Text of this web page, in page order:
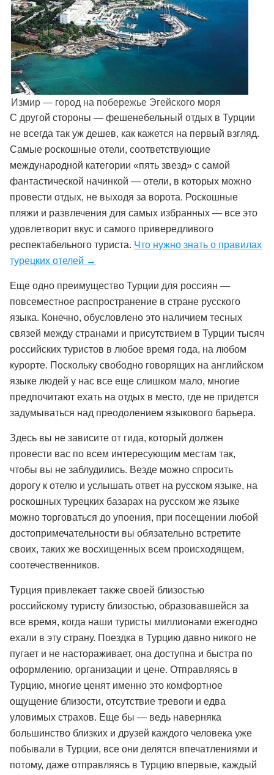
Измир — город на побережье Эгейского моря
С другой стороны — фешенебельный отдых в Турции
не всегда так уж дешев, как кажется на первый взгляд.
Самые роскошные отели, соответствующие
международной категории «пять звезд» с самой
фантастической начинкой — отели, в которых можно
провести отдых, не выходя за ворота. Роскошные
пляжи и развлечения для самых избранных — все это
удовлетворит вкус и самого привередливого
респектабельного туриста. Что нужно знать о правилах
турецких отелей →
Еще одно преимущество Турции для россиян —
повсеместное распространение в стране русского
языка. Конечно, обусловлено это наличием тесных
связей между странами и присутствием в Турции тысяч
российских туристов в любое время года, на любом
курорте. Поскольку свободно говорящих на английском
языке людей у нас все еще слишком мало, многие
предпочитают ехать на отдых в место, где не придется
задумываться над преодолением языкового барьера.
Здесь вы не зависите от гида, который должен
провести вас по всем интересующим местам так,
чтобы вы не заблудились. Везде можно спросить
дорогу к отелю и услышать ответ на русском языке, на
роскошных турецких базарах на русском же языке
можно торговаться до упоения, при посещении любой
достопримечательности вы обязательно встретите
своих, таких же восхищенных всем происходящем,
соотечественников.
Турция привлекает также своей близостью
российскому туристу близостью, образовавшейся за
все время, когда наши туристы миллионами ежегодно
ехали в эту страну. Поездка в Турцию давно никого не
пугает и не настораживает, она доступна и быстра по
оформлению, организации и цене. Отправляясь в
Турцию, многие ценят именно это комфортное
ощущение близости, отсутствие тревоги и едва
уловимых страхов. Еще бы — ведь наверняка
большинство близких и друзей каждого человека уже
побывали в Турции, все они делятся впечатлениями и
потому, даже отправляясь в Турцию впервые, каждый